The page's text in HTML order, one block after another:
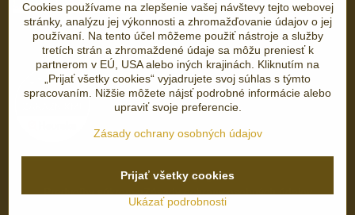
©2026Copyright
Predvoľby súkromiaZásady ochrany osobných údajov
Vytvorené pomocou:BiznisWeb.sk
Cookies používame na zlepšenie vašej návštevy tejto webovej
stránky, analýzu jej výkonnosti a zhromažďovanie údajov o jej
používaní. Na tento účel môžeme použiť nástroje a služby
tretích strán a zhromaždené údaje sa môžu preniesť k
partnerom v EÚ, USA alebo iných krajinách. Kliknutím na
„Prijať všetky cookies“ vyjadrujete svoj súhlas s týmto
spracovaním. Nižšie môžete nájsť podrobné informácie alebo
upraviť svoje preferencie.
Zásady ochrany osobných údajov
Ukázať podrobnosti
Prijať všetky cookies